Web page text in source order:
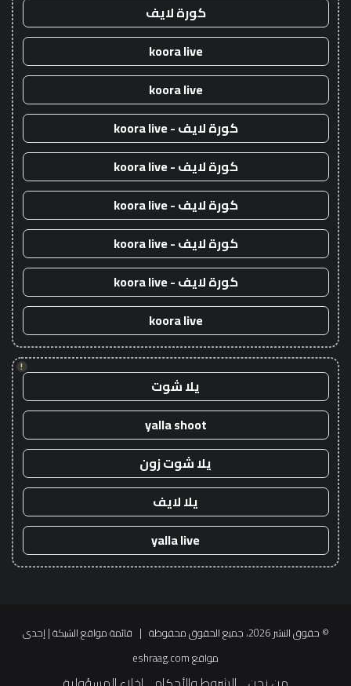
كورة لايف
koora live
koora live
كورة لايف - koora live
كورة لايف - koora live
كورة لايف - koora live
كورة لايف - koora live
كورة لايف - koora live
koora live
!
يلا شوت
yalla shoot
يلا شوت زون
يلا لايف
yalla live
© حقوق النشر 2026، جميع الحقوق محفوظة | قائمة مواقع الشبكة| إحدى
مواقعeshraag.com